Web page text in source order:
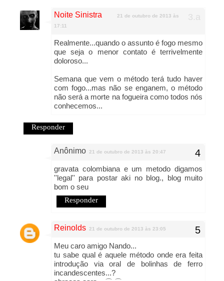
Noite Sinistra
21 de outubro de 2013 às
17:11
Realmente...quando o assunto é fogo mesmo
que seja o menor contato é terrivelmente
doloroso...
Semana que vem o método terá tudo haver
com fogo...mas não se enganem, o método
não será a morte na fogueira como todos nós
conhecemos...
Responder
Anônimo 21 de outubro de 2013 às 20:47
gravata colombiana e um metodo digamos
''legal'' para postar aki no blog., blog muito
bom o seu
Responder
Reinolds 21 de outubro de 2013 às 23:05
Meu caro amigo Nando...
tu sabe qual é aquele método onde era feita
introdução via oral de bolinhas de ferro
incandescentes...?